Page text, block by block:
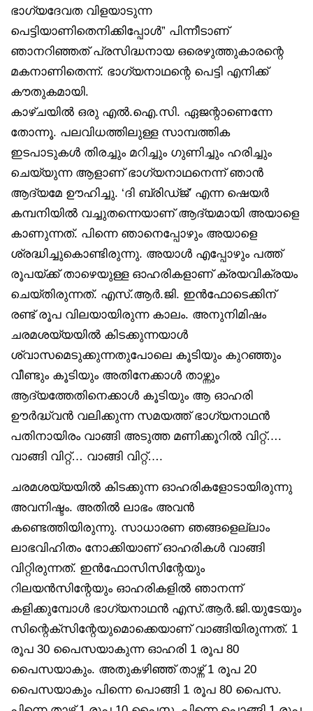
ഭാഗ്യദേവത വിളയാടുന്ന
പെട്ടിയാണിതെനിക്കിപ്പോൾ” പിന്നീടാണ്
ഞാനറിഞ്ഞത് പ്രസിദ്ധനായ ഒരെഴുത്തുകാരന്റെ
മകനാണിതെന്ന്. ഭാഗ്യനാഥന്റെ പെട്ടി എനിക്ക്
കൗതുകമായി.
കാഴ്ചയിൽ ഒരു എൽ.ഐ.സി. ഏജന്റാണെന്നേ
തോന്നൂ. പലവിധത്തിലുള്ള സാമ്പത്തിക
ഇടപാടുകൾ തിരച്ചും മറിച്ചും ഗുണിച്ചും ഹരിച്ചും
ചെയ്യുന്ന ആളാണ് ഭാഗ്യനാഥനെന്ന് ഞാൻ
ആദ്യമേ ഊഹിച്ചു. ‘ദി ബ്രിഡ്ജ്’ എന്ന ഷെയർ
കമ്പനിയിൽ വച്ചുതന്നെയാണ് ആദ്യമായി അയാളെ
കാണുന്നത്. പിന്നെ ഞാനെപ്പോഴും അയാളെ
ശ്രദ്ധിച്ചുകൊണ്ടിരുന്നു. അയാൾ എപ്പോഴും പത്ത്
രൂപയ്ക്ക് താഴെയുള്ള ഓഹരികളാണ് ക്രയവിക്രയം
ചെയ്തിരുന്നത്. എസ്.ആർ.ജി. ഇൻഫോടെക്കിന്
രണ്ട് രൂപ വിലയായിരുന്ന കാലം. അനുനിമിഷം
ചരമശയ്യയിൽ കിടക്കുന്നയാൾ
ശ്വാസമെടുക്കുന്നതുപോലെ കൂടിയും കുറഞ്ഞും
വീണ്ടും കൂടിയും അതിനേക്കാൾ താഴ്ന്നും
ആദ്യത്തേതിനെക്കാൾ കൂടിയും ആ ഓഹരി
ഊർദ്ധ്വൻ വലിക്കുന്ന സമയത്ത് ഭാഗ്യനാഥൻ
പതിനായിരം വാങ്ങി അടുത്ത മണിക്കൂറിൽ വിറ്റ്….
വാങ്ങി വിറ്റ്… വാങ്ങി വിറ്റ്….
ചരമശയ്യയിൽ കിടക്കുന്ന ഓഹരികളോടായിരുന്നു
അവനിഷ്ടം. അതിൽ ലാഭം അവൻ
കണ്ടെത്തിയിരുന്നു. സാധാരണ ഞങ്ങളെല്ലാം
ലാഭവിഹിതം നോക്കിയാണ് ഓഹരികൾ വാങ്ങി
വിറ്റിരുന്നത്. ഇൻഫോസിസിന്റേയും
റിലയൻസിന്റേയും ഓഹരികളിൽ ഞാനന്ന്
കളിക്കുമ്പോൾ ഭാഗ്യനാഥൻ എസ്.ആർ.ജി.യുടേയും
സിന്റെക്‌സിന്റേയുമൊക്കെയാണ് വാങ്ങിയിരുന്നത്. 1
രൂപ 30 പൈസയാകുന്ന ഓഹരി 1 രൂപ 80
പൈസയാകും. അതുകഴിഞ്ഞ് താഴ്ന്ന് 1 രൂപ 20
പൈസയാകും പിന്നെ പൊങ്ങി 1 രൂപ 80 പൈസ.